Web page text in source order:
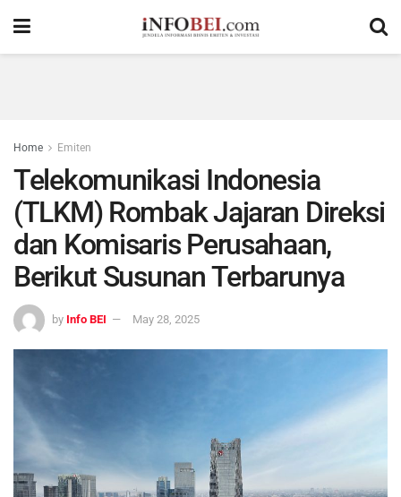
Home Emiten
Telekomunikasi Indonesia
(TLKM) Rombak Jajaran Direksi
dan Komisaris Perusahaan,
Berikut Susunan Terbarunya
by Info BEI May 28, 2025